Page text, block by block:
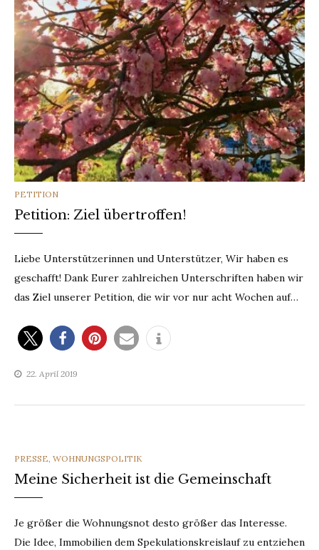
CATEGORIES
PETITION
Petition: Ziel übertroffen!
Liebe Unterstützerinnen und Unterstützer, Wir haben es
geschafft! Dank Eurer zahlreichen Unterschriften haben wir
das Ziel unserer Petition, die wir vor nur acht Wochen auf…
22. April 2019
CATEGORIES
PRESSE, WOHNUNGSPOLITIK
Meine Sicherheit ist die Gemeinschaft
Je größer die Wohnungsnot desto größer das Interesse.
Die Idee, Immobilien dem Spekulationskreislauf zu entziehen